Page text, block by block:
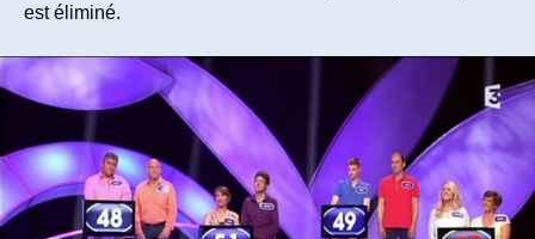
est éliminé.